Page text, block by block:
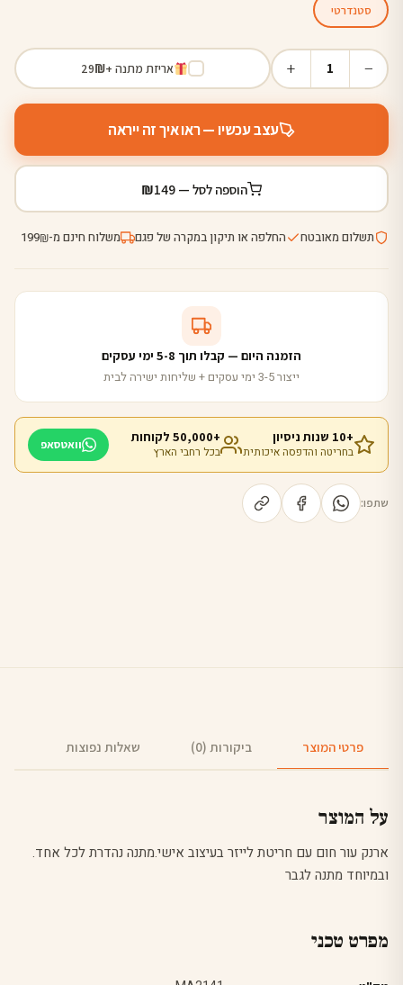
סטנדרטי
−
1
+ אריזת מתנה +₪
29
עצב עכשיו — ראו איך זה ייראה
הוספה לסל — ₪149
תשלום מאובטח החלפה או תיקון במקרה של פגם משלוח חינם מ-₪
199
הזמנה היום — קבלו תוך 5-8 ימי עסקים
ייצור 3-5 ימי עסקים + שליחות ישירה לבית
+10 שנות ניסיון
בחריטה והדפסה איכותית
+50,000 לקוחות
בכל רחבי הארץ
וואטסאפ
שתפו:
פרטי המוצר ביקורות (0) שאלות נפוצות
על המוצר
ארנק עור חום עם חריטת לייזר בעיצוב אישי.מתנה נהדרת לכל אחד.
ובמיוחד מתנה לגבר
מפרט טכני